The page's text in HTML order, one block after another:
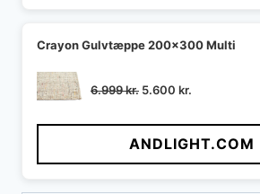
Crayon Gulvtæppe 200x300 Multi
6.999kr. Den
pris
var:
6.999 kr..
5.600 kr.
pris
er:
5.600 kr..